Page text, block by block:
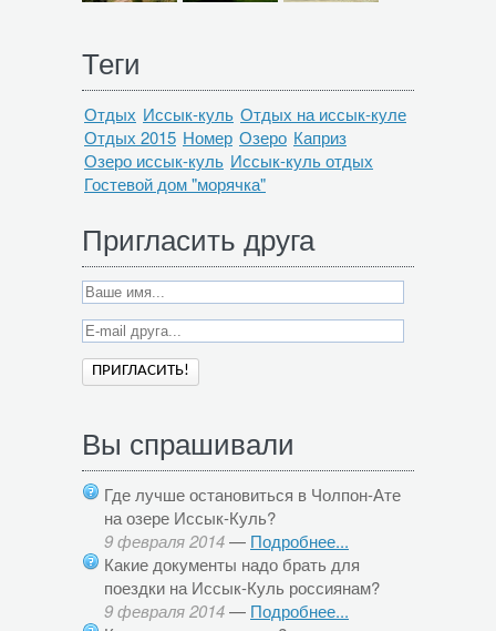
Теги
Отдых Иссык-куль Отдых на иссык-куле
Отдых 2015 Номер Озеро Каприз
Озеро иссык-куль Иссык-куль отдых
Гостевой дом "морячка"
Пригласить друга
Вы спрашивали
Где лучше остановиться в Чолпон-Ате
на озере Иссык-Куль?
9 февраля 2014— Подробнее...
Какие документы надо брать для
поездки на Иссык-Куль россиянам?
9 февраля 2014— Подробнее...